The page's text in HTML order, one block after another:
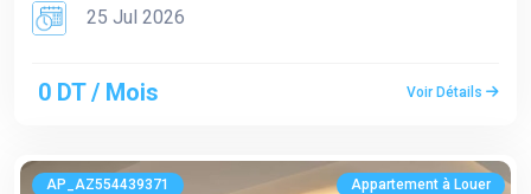
25 Jul 2026
0 DT / Mois Voir Détails
AP_AZ554439371 Appartement à Louer